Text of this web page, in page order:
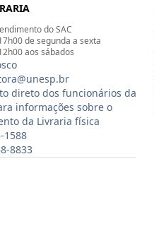
do SAC
de segunda a sexta
aos sábados
direto dos funcionários da
informações sobre o
da Livraria física
1588
8833